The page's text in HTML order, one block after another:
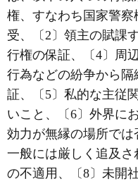
権、すなわち国家警
受、〔2〕領主の賦課
行権の保証、〔4〕周
行為などの紛争から
証、〔5〕私的な主従
いこと、〔6〕外界に
効力が無縁の場所では
一般には厳しく追及さ
の不適用、〔8〕未開